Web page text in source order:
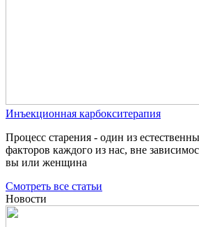
Инъекционная карбокситерапия
Процесс старения - один из
факторов каждого из нас, вне
вы или женщина
Смотреть все статьи
Новости